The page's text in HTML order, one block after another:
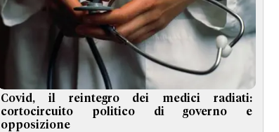
Covid, il reintegro dei medici radiati:
cortocircuito politico di governo e
opposizione